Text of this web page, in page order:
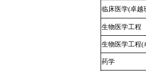
临床医学(卓越
生物医学工程
生物医学工程(
药学